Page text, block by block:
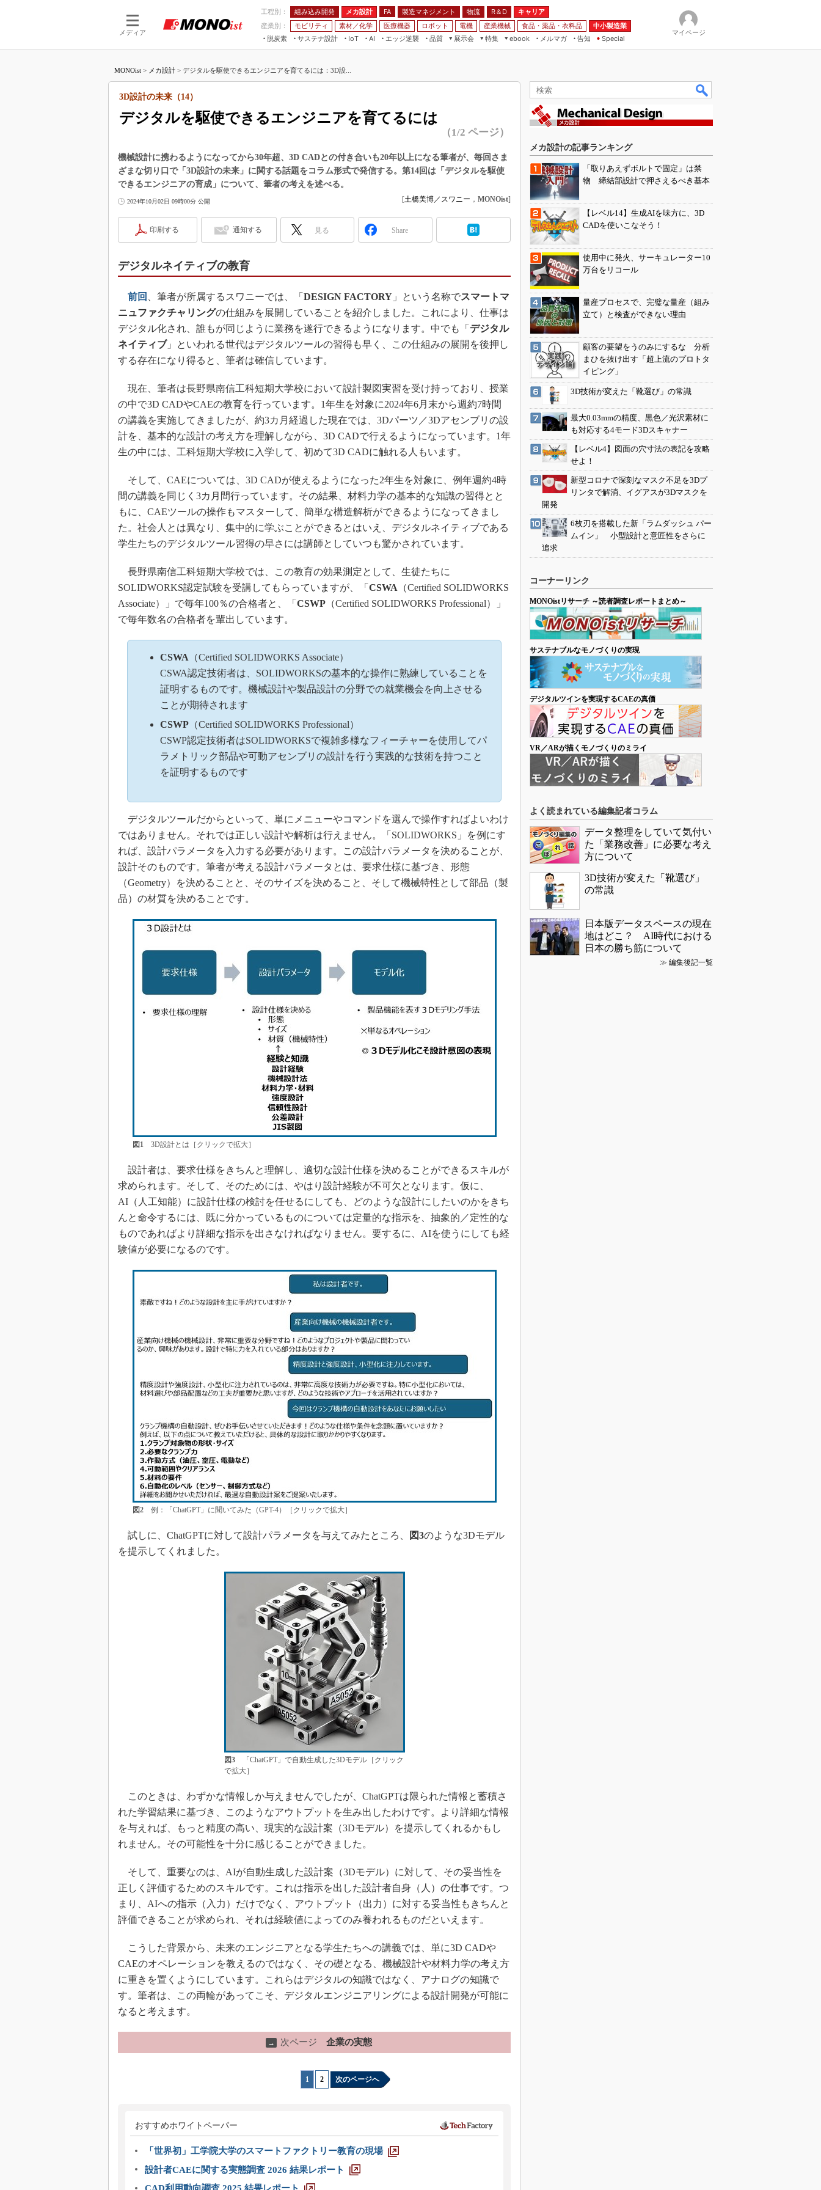
メディア
工程別： 組み込み開発 メカ設計 FA 製造マネジメント 物流 R＆D
キャリア
産業別：
モビリティ 素材／化学 医療機器 ロボット 電機 産業機械 食品・薬品・衣料品
中小製造業
脱炭素
サステナ設計
IoT
つながる工場
AI
AI×設備保全
エッジ逆襲 品質
展示会
JIMTOF
IIFES
ジャパンモビリティショー
TECHNO-FRONTIER
EdgeTech+
特集
VR／AR
フィールドサービス
組み込み画像技術
Windows Embedded
ISO26262
3Dプリンタ
デジタルツインとCAE
S＆OP
インダストリー4.0
メイドインジャパン
植物工場
海外生産
制御セキュリティ
ebook
メルマガ
告知 Special
マイページ
MONOist > メカ設計 > デジタルを駆使できるエンジニアを育てるには：3D設...
デジタルを駆使できるエンジニアを育てるには
3D設計の未来（14）
（1/2 ページ）
機械設計に携わるようになってから30年超、3D CADとの付き合いも20年以上になる筆者が、毎回さま
ざまな切り口で「3D設計の未来」に関する話題をコラム形式で発信する。第14回は「デジタルを駆使
できるエンジニアの育成」について、筆者の考えを述べる。
2024年10月02日 09時00分 公開 [土橋美博／スワニー ， MONOist]
印刷する 通知する 見る Share
デジタルネイティブの教育
前回 、筆者が所属するスワニーでは、「 DESIGN FACTORY 」という名称でスマートマ
ニュファクチャリングの仕組みを展開していることを紹介しました。これにより、仕事は
デジタル化され、誰もが同じように業務を遂行できるようになります。中でも「 デジタル
ネイティブ」といわれる世代はデジタルツールの習得も早く、この仕組みの展開を後押し
する存在になり得ると、筆者は確信しています。
現在、筆者は長野県南信工科短期大学校において設計製図実習を受け持っており、授業
の中で3D CADやCAEの教育を行っています。1年生を対象に2024年6月末から週約7時間
の講義を実施してきましたが、約3カ月経過した現在では、3Dパーツ／3Dアセンブリの設
計を、基本的な設計の考え方を理解しながら、3D CADで行えるようになっています。1年
生の中には、工科短期大学校に入学して、初めて3D CADに触れる人もいます。
そして、CAEについては、3D CADが使えるようになった2年生を対象に、例年週約4時
間の講義を同じく3カ月間行っています。その結果、材料力学の基本的な知識の習得とと
もに、CAEツールの操作もマスターして、簡単な構造解析ができるようになってきまし
た。社会人とは異なり、集中的に学ぶことができるとはいえ、デジタルネイティブである
学生たちのデジタルツール習得の早さには講師としていつも驚かされています。
長野県南信工科短期大学校では、この教育の効果測定として、生徒たちに
SOLIDWORKS認定試験を受講してもらっていますが、「 CSWA （Certified SOLIDWORKS
Associate）」で毎年100％の合格者と、「 CSWP （Certified SOLIDWORKS Professional）」
で毎年数名の合格者を輩出しています。
CSWA （Certified SOLIDWORKS Associate）
CSWA認定技術者は、SOLIDWORKSの基本的な操作に熟練していることを
証明するものです。機械設計や製品設計の分野での就業機会を向上させる
ことが期待されます
CSWP （Certified SOLIDWORKS Professional）
CSWP認定技術者はSOLIDWORKSで複雑多様なフィーチャーを使用してパ
ラメトリック部品や可動アセンブリの設計を行う実践的な技術を持つこと
を証明するものです
デジタルツールだからといって、単にメニューやコマンドを選んで操作すればよいわけ
ではありません。それでは正しい設計や解析は行えません。「SOLIDWORKS」を例にす
れば、設計パラメータを入力する必要があります。この設計パラメータを決めることが、
設計そのものです。筆者が考える設計パラメータとは、要求仕様に基づき、形態
（Geometry）を決めることと、そのサイズを決めること、そして機械特性として部品（製
品）の材質を決めることです。
図13D設計とは［クリックで拡大］
設計者は、要求仕様をきちんと理解し、適切な設計仕様を決めることができるスキルが
求められます。そして、そのためには、やはり設計経験が不可欠となります。仮に、
AI（人工知能）に設計仕様の検討を任せるにしても、どのような設計にしたいのかをきち
んと命令するには、既に分かっているものについては定量的な指示を、抽象的／定性的な
ものであればより詳細な指示を出さなければなりません。要するに、AIを使うにしても経
験値が必要になるのです。
図2例：「ChatGPT」に聞いてみた（GPT-4）［クリックで拡大］
試しに、ChatGPTに対して設計パラメータを与えてみたところ、 図3のような3Dモデル
を提示してくれました。
図3「ChatGPT」で自動生成した3Dモデル［クリック
で拡大］
このときは、わずかな情報しか与えませんでしたが、ChatGPTは限られた情報と蓄積さ
れた学習結果に基づき、このようなアウトプットを生み出したわけです。より詳細な情報
を与えれば、もっと精度の高い、現実的な設計案（3Dモデル）を提示してくれるかもし
れません。その可能性を十分に感じることができました。
そして、重要なのは、AIが自動生成した設計案（3Dモデル）に対して、その妥当性を
正しく評価するためのスキルです。これは指示を出した設計者自身（人）の仕事です。つ
まり、AIへの指示（入力）だけでなく、アウトプット（出力）に対する妥当性もきちんと
評価できることが求められ、それは経験値によってのみ養われるものだといえます。
こうした背景から、未来のエンジニアとなる学生たちへの講義では、単に3D CADや
CAEのオペレーションを教えるのではなく、その礎となる、機械設計や材料力学の考え方
に重きを置くようにしています。これらはデジタルの知識ではなく、アナログの知識で
す。筆者は、この両輪があってこそ、デジタルエンジニアリングによる設計開発が可能に
なると考えます。
→ 次ページ 企業の実態
1 2 次のページへ
おすすめホワイトペーパー
「世界初」工学院大学のスマートファクトリー教育の現場
設計者CAEに関する実態調査 2026 結果レポート
メカ設計の記事ランキング
「取りあえずボルトで固定」は禁
物 締結部設計で押さえるべき基本
【レベル14】生成AIを味方に、3D
CADを使いこなそう！
使用中に発火、サーキュレーター10
万台をリコール
量産プロセスで、完璧な量産（組み
立て）と検査ができない理由
顧客の要望をうのみにするな 分析
まひを抜け出す「超上流のプロトタ
イピング」
3D技術が変えた「靴選び」の常識
最大0.03mmの精度、黒色／光沢素材に
も対応する4モード3Dスキャナー
【レベル4】図面の穴寸法の表記を攻略
せよ！
新型コロナで深刻なマスク不足を3Dプ
リンタで解消、イグアスが3Dマスクを
開発
6枚刃を搭載した新「ラムダッシュ パー
ムイン」 小型設計と意匠性をさらに
追求
コーナーリンク
MONOistリサーチ ～読者調査レポートまとめ～
サステナブルなモノづくりの実現
デジタルツインを実現するCAEの真価
VR／ARが描くモノづくりのミライ
よく読まれている編集記者コラム
データ整理をしていて気付い
た「業務改善」に必要な考え
方について
3D技術が変えた「靴選び」
の常識
日本版データスペースの現在
地はどこ？ AI時代における
日本の勝ち筋について
≫ 編集後記一覧